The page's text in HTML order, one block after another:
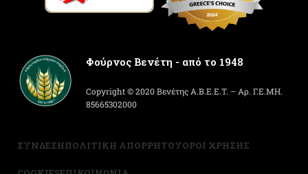
Φούρνος Βενέτη - από το 1948
Copyright © 2020 Βενέτης Α.Β.Ε.Ε.Τ. – Αρ. Γ.Ε.ΜΗ.
85665302000
ΣΥΝΔΕΣΗΠΟΛΙΤΙΚΗ ΑΠΟΡΡΗΤΟΥΟΡΟΙ ΧΡΗΣΗΣ